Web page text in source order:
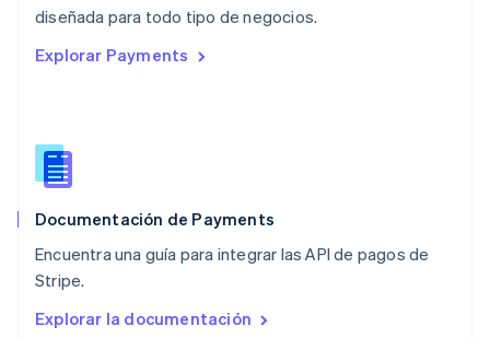
diseñada para todo tipo de negocios.
Explorar Payments
Documentación de Payments
Encuentra una guía para integrar las API de pagos de
Stripe.
Explorar la documentación
English
NederlandsEnglish
Português
RAE de Hong Kong, China
Reino Unido
República Checa
English
English